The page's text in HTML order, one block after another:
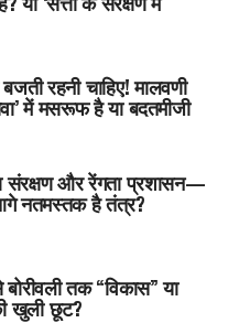
रहनी चाहिए! मालवणी
में मसरूफ है या बदतमीजी
संरक्षण और रेंगता प्रशासन—
नतमस्तक है तंत्र?
तक “विकास” या
खुली छूट?